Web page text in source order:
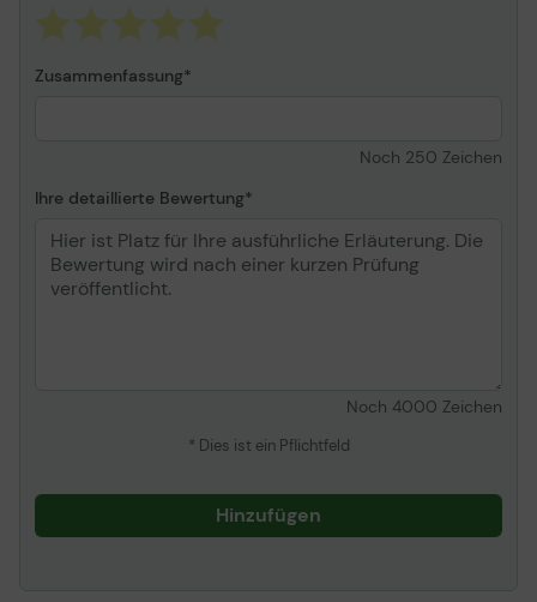
Zusammenfassung
Noch 250 Zeichen
Ihre detaillierte Bewertung
Noch 4000 Zeichen
* Dies ist ein Pflichtfeld
Hinzufügen